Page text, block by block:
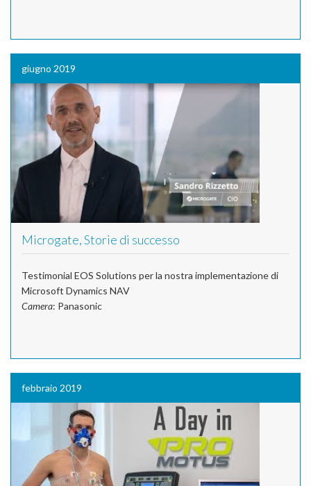
giugno 2019
Microgate, Storie di successo
Testimonial EOS Solutions per la nostra implementazione di
Microsoft Dynamics NAV
Camera: Panasonic
febbraio 2019